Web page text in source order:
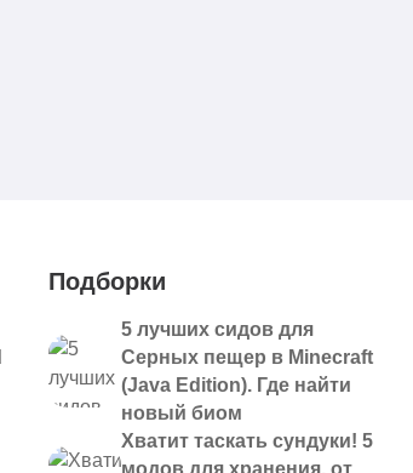
Подборки
5 лучших сидов для
Серных пещер в Minecraft
(Java Edition). Где найти
новый биом
Хватит таскать сундуки! 5
модов для хранения, от